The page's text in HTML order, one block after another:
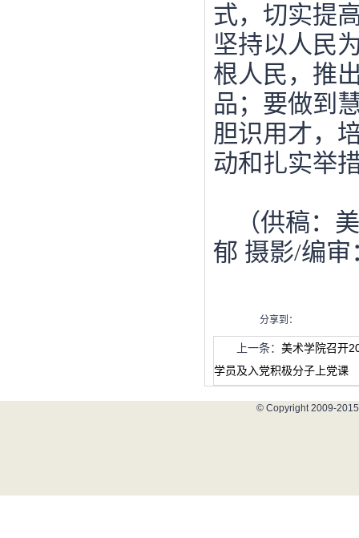
式，切实提
坚持以人民
根人民，推
品；要做到
胆识用才，
动和扎实举
（供稿：
郁 摄影/编审
分享到：
上一条： 美术学院召开
学员及入党积极分子上党课
© Copyright 2009-